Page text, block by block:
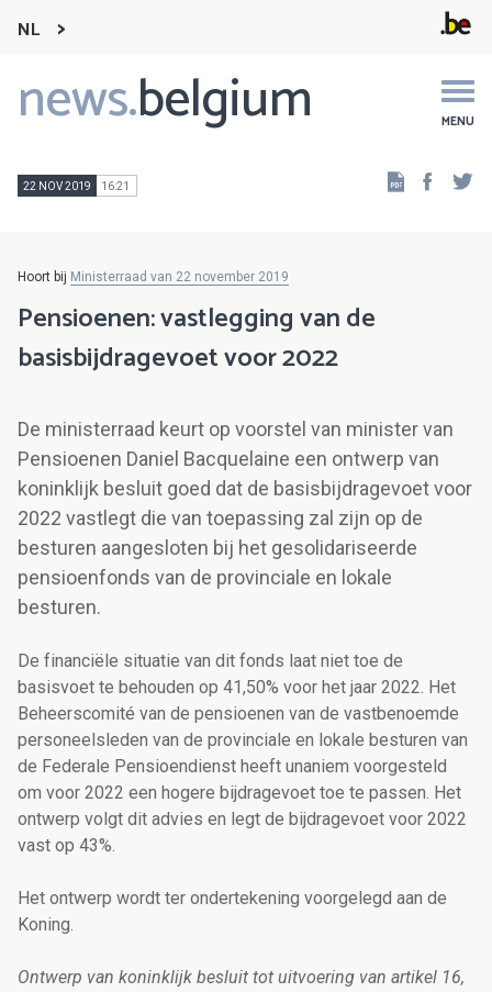
NL
news.belgium MENU
Main
navigation
22 NOV 2019 16:21
Hoort bij Ministerraad van 22 november 2019
Pensioenen: vastlegging van de
basisbijdragevoet voor 2022
De ministerraad keurt op voorstel van minister van
Pensioenen Daniel Bacquelaine een ontwerp van
koninklijk besluit goed dat de basisbijdragevoet voor
2022 vastlegt die van toepassing zal zijn op de
besturen aangesloten bij het gesolidariseerde
pensioenfonds van de provinciale en lokale
besturen.
De financiële situatie van dit fonds laat niet toe de
basisvoet te behouden op 41,50% voor het jaar 2022. Het
Beheerscomité van de pensioenen van de vastbenoemde
personeelsleden van de provinciale en lokale besturen van
de Federale Pensioendienst heeft unaniem voorgesteld
om voor 2022 een hogere bijdragevoet toe te passen. Het
ontwerp volgt dit advies en legt de bijdragevoet voor 2022
vast op 43%.
Het ontwerp wordt ter ondertekening voorgelegd aan de
Koning.
Ontwerp van koninklijk besluit tot uitvoering van artikel 16,